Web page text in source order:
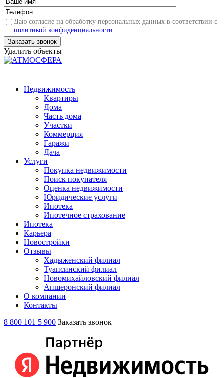
Даю согласие на обработку персональных данных в соответствии с
политикой конфиденциальности
Удалить объекты
Недвижимость
Квартиры
Дома
Часть дома
Участки
Коммерция
Гаражи
Дача
Услуги
Покупка недвижимости
Поиск покупателя
Оценка недвижимости
Юридические услуги
Ипотека
Ипотечное страхование
Ипотека
Карьера
Новостройки
Отзывы
Хадыженский филиал
Туапсинский филиал
Новомихайловский филиал
Апшеронский филиал
О компании
Контакты
8 800 101 5 900 Заказать звонок